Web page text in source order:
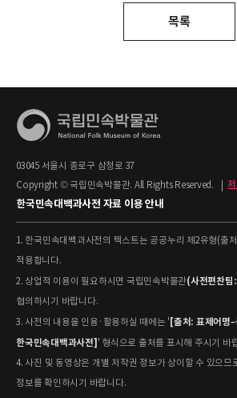
목록
03045 서울시 종로구 삼청로 37
Copyright © 국립민속박물관. All Rights Reserved.
한국민속대백과사전 자료 이용 안내
1. 한국민속대백과사전의 텍스트는 공공누리 제2유형(출
적용합니다.
2. 상업적 이용이 필요하시면 국립민속박물관(사전편찬
협의하시기 바랍니다.
3. 사전의 내용을 인용·활용하실 때에는 '[출처: 표제어명
한국민속대백과사전]' 형식으로 출처를 표시해 주시기 바
4. 사진 및 동영상은 개별 저작권 정보가 상이할 수 있으므
정보를 확인하시기 바랍니다.